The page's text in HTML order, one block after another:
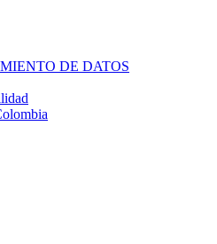
DE DATOS